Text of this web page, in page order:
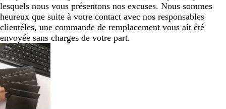
lesquels nous vous présentons nos excuses. Nous sommes
heureux que suite à votre contact avec nos responsables
clientèles, une commande de remplacement vous ait été
envoyée sans charges de votre part.